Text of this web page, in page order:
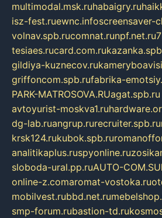
multimodal.msk.ruhabaigry.ru
isz-fest.ruewnc.infoscreensaver-
volnav.spb.rucomnat.runpf.net.ru
tesiaes.rucard.com.ru
gildiya-kuznecov.ru
griffoncom.spb.rufabrika-
PARK-MATROSOVA.RUagat.spb.ru
avtoyurist-moskva1.ru
dg-lab.ruangrup.rurecruiter.spb.ru
krsk124.rukubok.spb.ru
analitikaplus.ruspyonline.ru
sloboda-ural.pp.ruAUTO-COM.SU
online-z.comaromat-vostoka.ru
mobilvest.rubbd.net.ru
smp-forum.rubastion-td.ru